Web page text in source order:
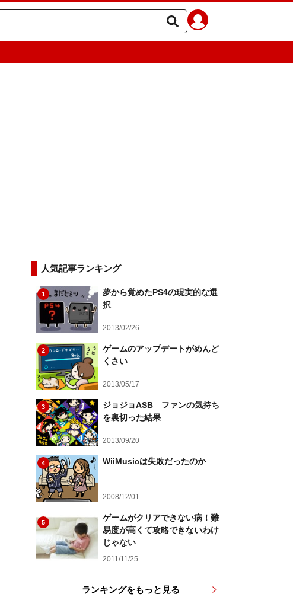
人気記事ランキング
1
夢から覚めたPS4の現実的な選
択
2013/02/26
2
ゲームのアップデートがめんど
くさい
2013/05/17
3
ジョジョASB ファンの気持ち
を裏切った結果
2013/09/20
4 WiiMusicは失敗だったのか
2008/12/01
5
ゲームがクリアできない病！難
易度が高くて攻略できないわけ
じゃない
2011/11/25
ランキングをもっと見る